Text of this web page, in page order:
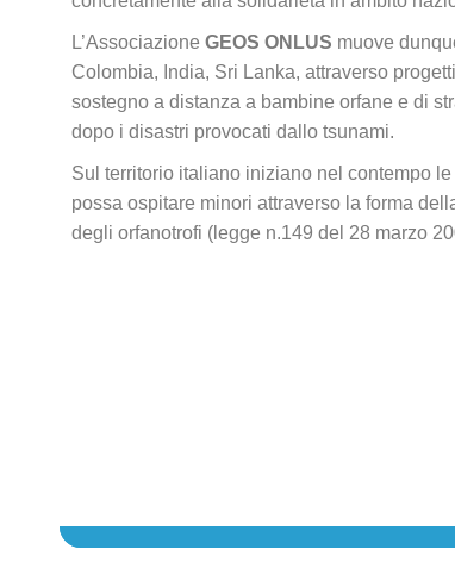
L’Associazione GEOS ONLUS muove
Colombia, India, Sri Lanka, attraverso
sostegno a distanza a bambine orfane e di
dopo i disastri provocati dallo tsunami.
Sul territorio italiano iniziano nel contempo
possa ospitare minori attraverso la forma
degli orfanotrofi (legge n.149 del 28 marzo